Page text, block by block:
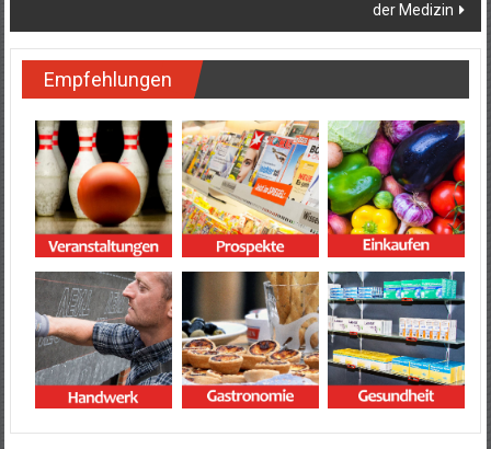
der Medizin
Empfehlungen